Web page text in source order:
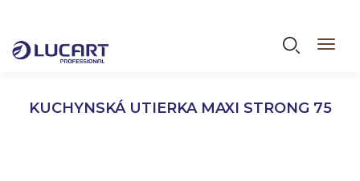
hlavný
KUCHYNSKÁ UTIERKA MAXI STRONG 75